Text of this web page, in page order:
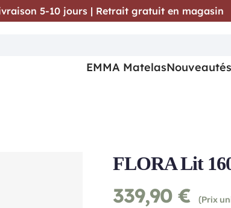
FLORA Lit
339,90 €
(Prix
5-10 jours | Retrait gratuit en magasin
EMMA MatelasNouveautés